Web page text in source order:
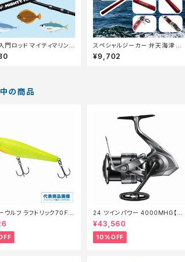
門ロッド マイティマリン
トブラック
スペシャルジーカー 弁天海津 朱
270M【Tオリ】
¥9,702
の商品
ウルフ ラフトリック70Ｆ
永徳浜名湖セレクト】【1
24 ツインパワー 4000MHG【継
続セール_リール】【10】
¥43,560
10%OFF